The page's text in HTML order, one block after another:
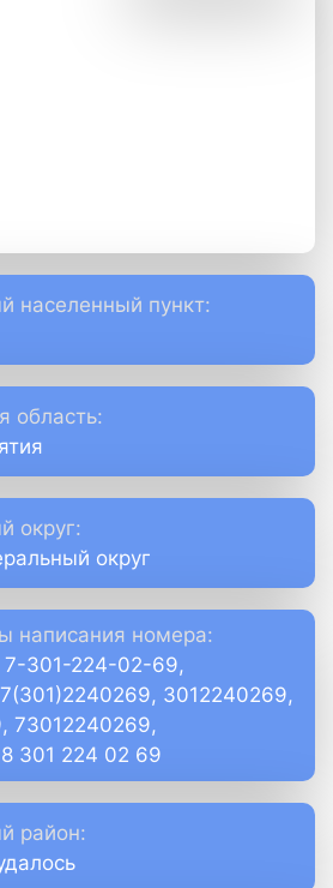
населенный пункт:
область:
округ:
округ
написания номера:
301-224-02-69,
3012240269,
73012240269,
301 224 02 69
район: